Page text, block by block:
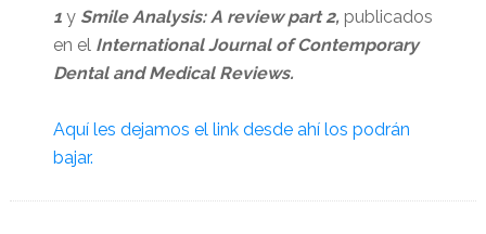
1y Smile Analysis: A review part 2,publicados
en elInternational Journal of Contemporary
Dental and Medical Reviews.
Aquí les dejamos el link desde ahí los podrán
bajar.